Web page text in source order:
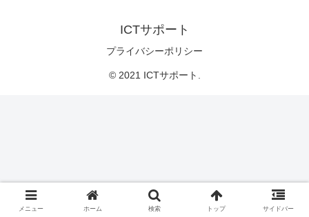
ICTサポート
プライバシーポリシー
© 2021 ICTサポート.
メニュー ホーム 検索 トップ サイドバー